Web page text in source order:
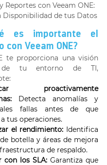
Reportes con Veeam ONE:
Disponibilidad de tus Datos
es importante el
con Veeam ONE?
te proporciona una visión
de tu entorno de TI,
proactivamente
Detecta anomalías y
fallas antes de que
tus operaciones.
el rendimiento: Identifica
botella y áreas de mejora
de respaldo.
con los SLA: Garantiza que